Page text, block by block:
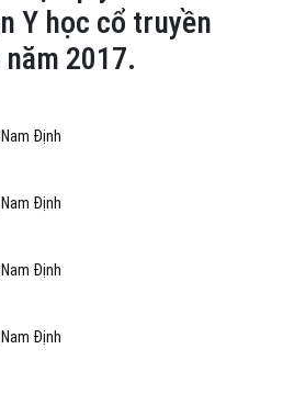
Y học cổ truyền
2017.
Định
Định
Định
Định